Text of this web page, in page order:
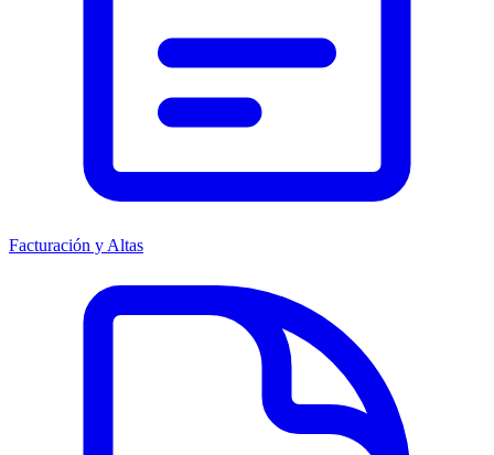
Facturación y Altas